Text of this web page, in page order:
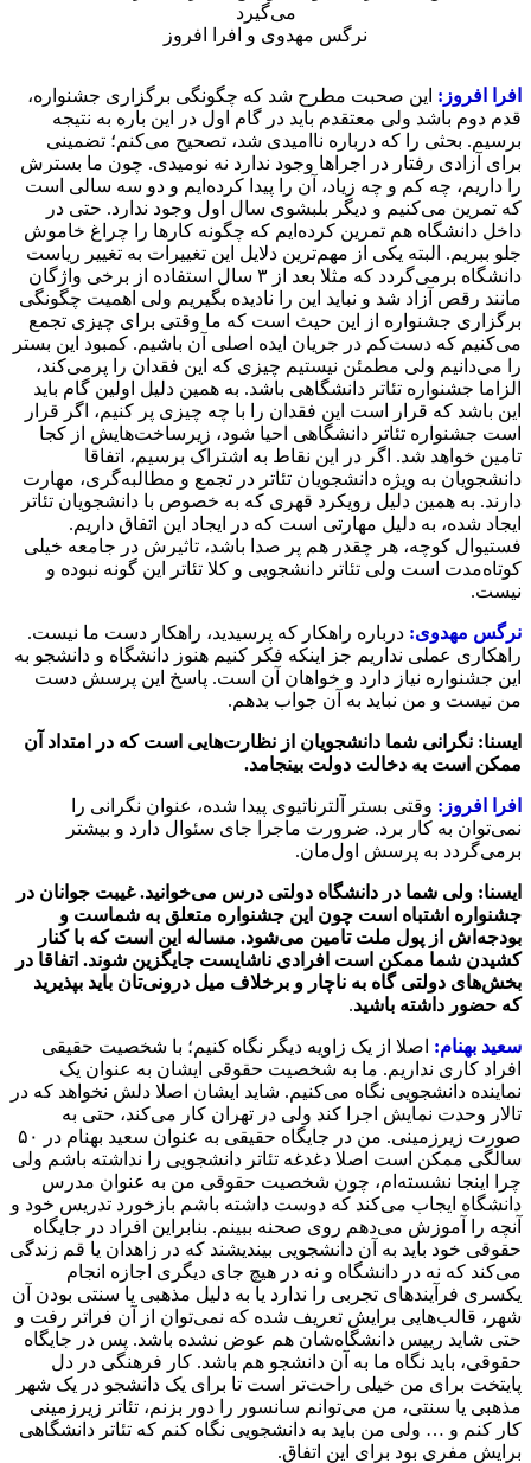
نرگس مهدوی و افرا افروز
افرا افروز: این صحبت‌ مطرح شد که چگونگی برگزاری جشنواره،
قدم دوم باشد ولی معتقدم باید در گام اول در این باره به نتیجه
برسیم. بحثی را که درباره ناامیدی شد، تصحیح می‌کنم؛ تضمینی
برای آزادی رفتار در اجراها وجود ندارد نه نومیدی. چون ما بسترش
را داریم، چه کم و چه زیاد، آن را پیدا کرده‌ایم و دو سه سالی است
که تمرین می‌کنیم و دیگر بلبشوی سال اول وجود ندارد. حتی در
داخل دانشگاه هم تمرین کرده‌ایم که چگونه کارها را چراغ خاموش
جلو ببریم. البته یکی از مهم‌ترین دلایل این تغییرات به تغییر ریاست
دانشگاه برمی‌گردد که مثلا بعد از ۳ سال استفاده از برخی واژگان
مانند رقص آزاد شد و نباید این را نادیده بگیریم ولی اهمیت چگونگی
برگزاری جشنواره از این حیث است که ما وقتی برای چیزی تجمع
می‌کنیم که دست‌کم در جریان ایده اصلی آن باشیم. کمبود این بستر
را می‌دانیم ولی مطمئن نیستیم چیزی که این فقدان را پرمی‌کند،
الزاما جشنواره تئاتر دانشگاهی باشد. به همین دلیل اولین گام باید
این باشد که قرار است این فقدان را با چه چیزی پر کنیم، اگر قرار
است جشنواره تئاتر دانشگاهی احیا شود، زیرساخت‌هایش از کجا
تامین خواهد شد. اگر در این نقاط به اشتراک برسیم، اتفاقا
دانشجویان به ویژه دانشجویان تئاتر در تجمع و مطالبه‌گری، مهارت
دارند. به همین دلیل رویکرد قهری که به خصوص با دانشجویان تئاتر
ایجاد شده، به دلیل مهارتی است که در ایجاد این اتفاق داریم.
فستیوال کوچه، هر چقدر هم پر صدا باشد، تاثیرش در جامعه خیلی
کوتاه‌مدت است ولی تئاتر دانشجویی و کلا تئاتر این گونه نبوده و
نیست.
نرگس مهدوی: درباره راهکار که پرسیدید، راهکار دست ما نیست.
راهکاری عملی نداریم جز اینکه فکر کنیم هنوز دانشگاه و دانشجو به
این جشنواره نیاز دارد و خواهان آن است. پاسخ این پرسش دست
من نیست و من نباید به آن جواب بدهم.
ایسنا: نگرانی شما دانشجویان از نظارت‌هایی است که در امتداد آن
ممکن است به دخالت دولت بینجامد.
افرا افروز: وقتی بستر آلترناتیوی پیدا شده، عنوان نگرانی را
نمی‌توان به کار برد. ضرورت ماجرا جای سئوال دارد و بیشتر
برمی‌گردد به پرسش اول‌مان.
ایسنا: ولی شما در دانشگاه دولتی درس می‌خوانید. غیبت جوانان در
جشنواره‌ اشتباه است چون این جشنواره متعلق به شماست و
بودجه‌اش از پول ملت تامین می‌شود. مساله این است که با کنار
کشیدن شما ممکن است افرادی ناشایست جایگزین شوند. اتفاقا در
بخش‌های دولتی گاه به ناچار و برخلاف میل درونی‌تان باید بپذیرید
که حضور داشته باشید.
سعید بهنام: اصلا از یک زاویه دیگر نگاه کنیم؛ با شخصیت حقیقی
افراد کاری نداریم. ما به شخصیت حقوقی ایشان به عنوان یک
نماینده دانشجویی نگاه می‌کنیم. شاید ایشان اصلا دلش نخواهد که در
تالار وحدت نمایش اجرا کند ولی در تهران کار می‌کند، حتی به
صورت زیرزمینی. من در جایگاه حقیقی به عنوان سعید بهنام در ۵۰
سالگی ممکن است اصلا دغدغه تئاتر دانشجویی را نداشته باشم ولی
چرا اینجا نشسته‌ام، چون شخصیت حقوقی من به عنوان مدرس
دانشگاه ایجاب می‌کند که دوست داشته باشم بازخورد تدریس خود و
آنچه را آموزش می‌دهم روی صحنه ببینم. بنابراین افراد در جایگاه
حقوقی خود باید به آن دانشجویی بیندیشند که در زاهدان یا قم زندگی
می‌کند که نه در دانشگاه و نه در هیچ جای دیگری اجازه انجام
یکسری فرآیندهای تجربی را ندارد یا به دلیل مذهبی یا سنتی بودن آن
شهر، قالب‌هایی برایش تعریف شده که نمی‌توان از آن فراتر رفت و
حتی شاید رییس دانشگاه‌شان هم عوض نشده باشد. پس در جایگاه
حقوقی، باید نگاه ما به آن دانشجو هم باشد. کار فرهنگی در دل
پایتخت برای من خیلی راحت‌تر است تا برای یک دانشجو در یک شهر
مذهبی یا سنتی، من می‌توانم سانسور را دور بزنم، تئاتر زیرزمینی
کار کنم و … ولی من باید به دانشجویی نگاه کنم که تئاتر دانشگاهی
برایش مفری بود برای این اتفاق.